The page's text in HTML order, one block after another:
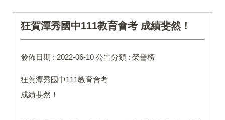
狂賀潭秀國中111教育會考 成績斐然！
發佈日期 : 2022-06-10 公告分類 : 榮譽榜
狂賀潭秀國中111教育會考
成績斐然！